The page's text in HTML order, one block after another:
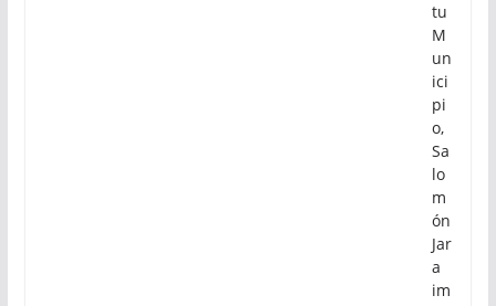
tu
M
un
ici
pi
o,
Sa
lo
m
ón
Jar
a
im